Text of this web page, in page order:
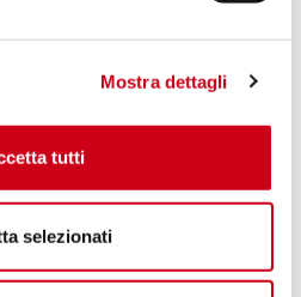
Mostra dettagli
tutti
selezionati
schon immer der erste Schritt bei
Leichtigkeit,Design und
aus Eleganz und sportlichem
machen den
Ästhetik undaufregendem Sound